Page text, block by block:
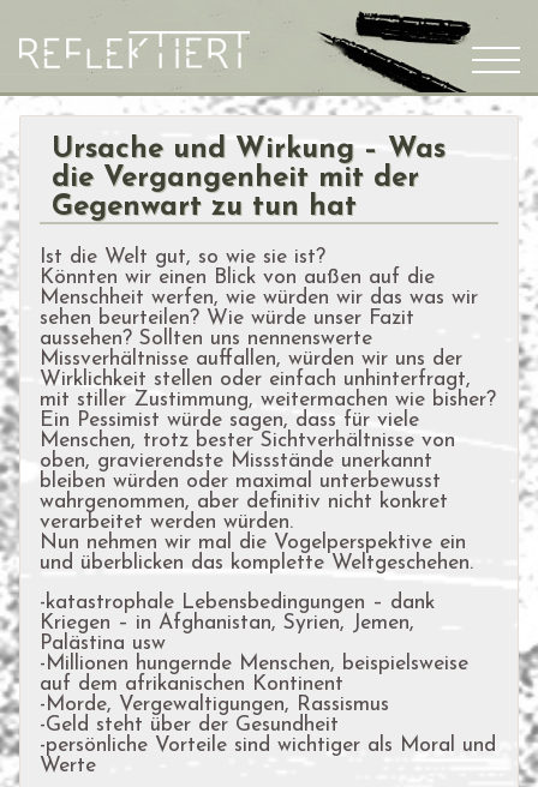
Ursache und Wirkung – Was
die Vergangenheit mit der
Gegenwart zu tun hat
Ist die Welt gut, so wie sie ist?
Könnten wir einen Blick von außen auf die
Menschheit werfen, wie würden wir das was wir
sehen beurteilen? Wie würde unser Fazit
aussehen? Sollten uns nennenswerte
Missverhältnisse auffallen, würden wir uns der
Wirklichkeit stellen oder einfach unhinterfragt,
mit stiller Zustimmung, weitermachen wie bisher?
Ein Pessimist würde sagen, dass für viele
Menschen, trotz bester Sichtverhältnisse von
oben, gravierendste Missstände unerkannt
bleiben würden oder maximal unterbewusst
wahrgenommen, aber definitiv nicht konkret
verarbeitet werden würden.
Nun nehmen wir mal die Vogelperspektive ein
und überblicken das komplette Weltgeschehen.
-katastrophale Lebensbedingungen – dank
Kriegen – in Afghanistan, Syrien, Jemen,
Palästina usw
-Millionen hungernde Menschen, beispielsweise
auf dem afrikanischen Kontinent
-Morde, Vergewaltigungen, Rassismus
-Geld steht über der Gesundheit
-persönliche Vorteile sind wichtiger als Moral und
Werte